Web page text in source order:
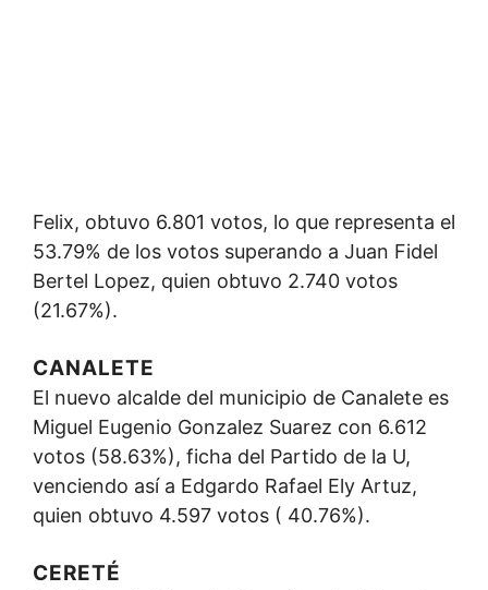
Felix, obtuvo 6.801 votos, lo que representa el
53.79% de los votos superando a Juan Fidel
Bertel Lopez, quien obtuvo 2.740 votos
(21.67%).
CANALETE
El nuevo alcalde del municipio de Canalete es
Miguel Eugenio Gonzalez Suarez con 6.612
votos (58.63%), ficha del Partido de la U,
venciendo así a Edgardo Rafael Ely Artuz,
quien obtuvo 4.597 votos ( 40.76%).
CERETÉ